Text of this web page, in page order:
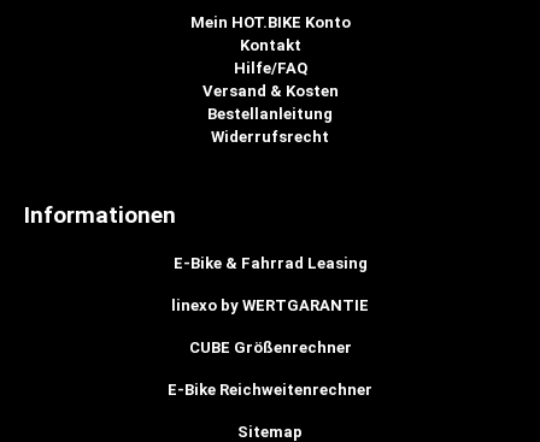
Mein HOT.BIKE Konto
Kontakt
Hilfe/FAQ
Versand & Kosten
Bestellanleitung
Widerrufsrecht
Informationen
E-Bike & Fahrrad Leasing
linexo by WERTGARANTIE
CUBE Größenrechner
E-Bike Reichweitenrechner
Sitemap